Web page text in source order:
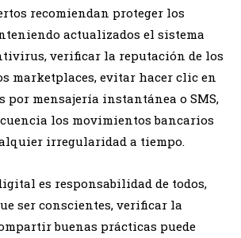
recomiendan proteger los
actualizados el sistema
verificar la reputación de los
marketplaces, evitar hacer clic en
por mensajería instantánea o SMS,
los movimientos bancarios
irregularidad a tiempo.
es responsabilidad de todos,
ser conscientes, verificar la
buenas prácticas puede